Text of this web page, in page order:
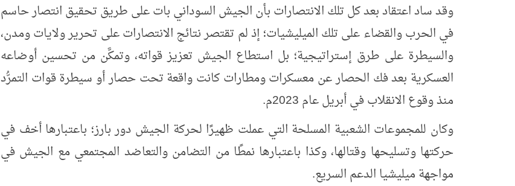
وقد ساد اعتقاد بعد كل تلك الانتصارات بأن الجيش السوداني بات على طريق تحقيق انتصار حاسم
في الحرب والقضاء على تلك الميليشيات؛ إذ لم تقتصر نتائج الانتصارات على تحرير ولايات ومدن،
والسيطرة على طرق إستراتيجية؛ بل استطاع الجيش تعزيز قواته، وتمكَّن من تحسين أوضاعه
العسكرية بعد فك الحصار عن معسكرات ومطارات كانت واقعة تحت حصار أو سيطرة قوات التمرُّد
منذ وقوع الانقلاب في أبريل عام 2023م.
وكان للمجموعات الشعبية المسلحة التي عملت ظهيرًا لحركة الجيش دور بارز؛ باعتبارها أخف في
حركتها وتسليحها وقتالها، وكذا باعتبارها نمطًا من التضامن والتعاضد المجتمعي مع الجيش في
مواجهة ميليشيا الدعم السريع.